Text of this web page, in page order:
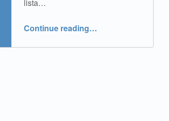
lista…
Continue reading…